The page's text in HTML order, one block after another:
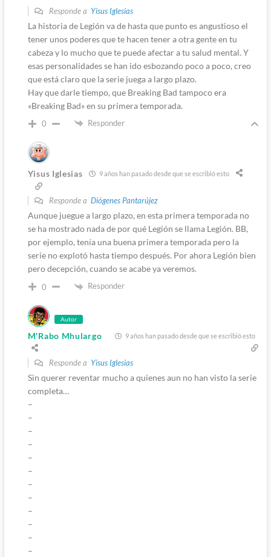
Responde a Yisus Iglesias
La historia de Legión va de hasta que punto es angustioso el
tener unos poderes que te hacen tener a otra gente en tu
cabeza y lo mucho que te puede afectar a tu salud mental. Y
esas personalidades se han ido esbozando poco a poco, creo
que está claro que la serie juega a largo plazo.
Hay que darle tiempo, que Breaking Bad tampoco era
«Breaking Bad» en su primera temporada.
0 Responder
Yisus Iglesias 9 años han pasado desde que se escribió esto
Responde a Diógenes Pantarújez
Aunque juegue a largo plazo, en esta primera temporada no
se ha mostrado nada de por qué Legión se llama Legión. BB,
por ejemplo, tenía una buena primera temporada pero la
serie no explotó hasta tiempo después. Por ahora Legión bien
pero decepción, cuando se acabe ya veremos.
0 Responder
Autor
M'Rabo Mhulargo 9 años han pasado desde que se escribió esto
Responde a Yisus Iglesias
Sin querer reventar mucho a quienes aun no han visto la serie
completa…
–
–
–
–
–
–
–
–
–
–
–
–